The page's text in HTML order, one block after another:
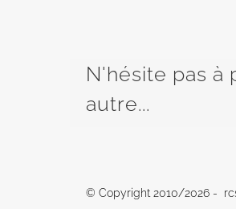
N'hésite pas à
autre...
© Copyright 2010/2026 -